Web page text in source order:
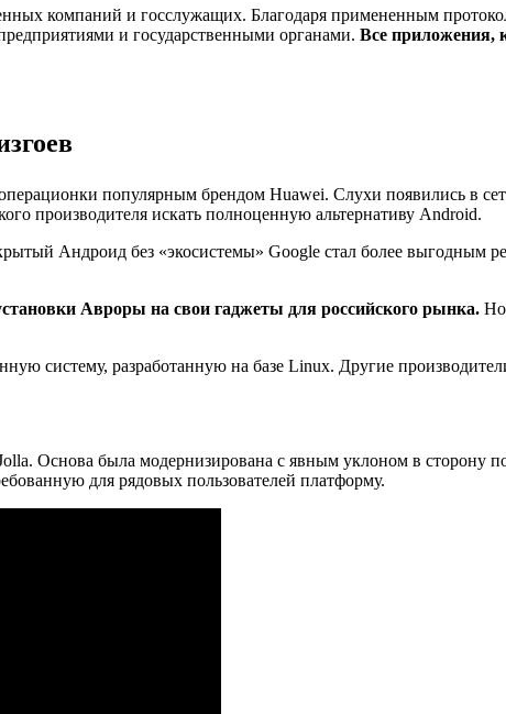
компаний и госслужащих. Благодаря примененным
и государственными органами. Все приложения,
популярным брендом Huawei. Слухи появились в
производителя искать полноценную альтернативу Android.
Андроид без «экосистемы» Google стал более выгодным
Авроры на свои гаджеты для российского рынка. Но
систему, разработанную на базе Linux. Другие
Основа была модернизирована с явным уклоном в сторону
для рядовых пользователей платформу.